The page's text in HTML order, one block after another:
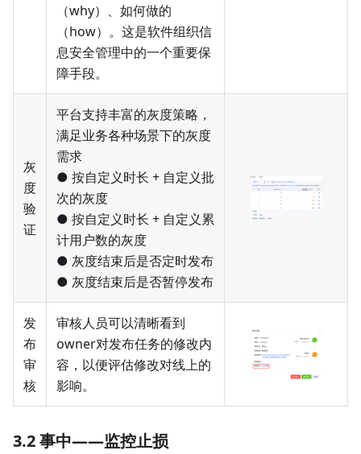
（why）、如何做的
（how）。这是软件组织信
息安全管理中的一个重要保
障手段。
灰
度
验
证
平台支持丰富的灰度策略，
满足业务各种场景下的灰度
需求
● 按自定义时长 + 自定义批
次的灰度
● 按自定义时长 + 自定义累
计用户数的灰度
● 灰度结束后是否定时发布
● 灰度结束后是否暂停发布
发
布
审
核
审核人员可以清晰看到
owner对发布任务的修改内
容，以便评估修改对线上的
影响。
3.2 事中——监控止损